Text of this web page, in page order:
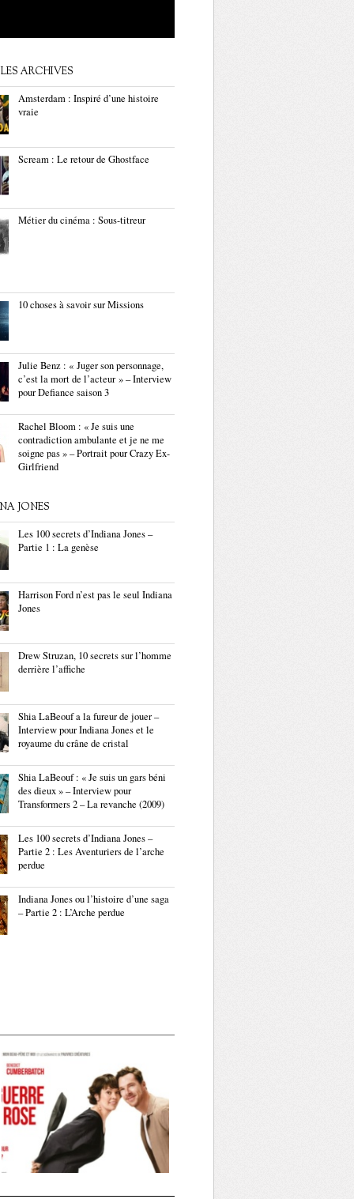
ARCHIVES
Amsterdam : Inspiré d’une histoire
vraie
Scream : Le retour de Ghostface
Métier du cinéma : Sous-titreur
10 choses à savoir sur Missions
Julie Benz : « Juger son personnage,
c’est la mort de l’acteur » – Interview
pour Defiance saison 3
Rachel Bloom : « Je suis une
contradiction ambulante et je ne me
soigne pas » – Portrait pour Crazy Ex-
Girlfriend
JONES
Les 100 secrets d’Indiana Jones –
Partie 1 : La genèse
Harrison Ford n’est pas le seul Indiana
Jones
Drew Struzan, 10 secrets sur l’homme
derrière l’affiche
Shia LaBeouf a la fureur de jouer –
Interview pour Indiana Jones et le
royaume du crâne de cristal
Shia LaBeouf : « Je suis un gars béni
des dieux » – Interview pour
Transformers 2 – La revanche (2009)
Les 100 secrets d’Indiana Jones –
Partie 2 : Les Aventuriers de l’arche
perdue
Indiana Jones ou l’histoire d’une saga
– Partie 2 : L’Arche perdue